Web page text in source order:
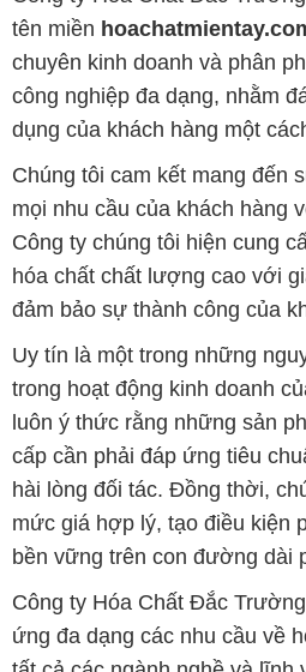
Chúng tôi cam kết mang đến
mọi nhu cầu của khách hàng
Công ty chúng tôi hiện cung
hóa chất chất lượng cao với
đảm bảo sự thành công của
Uy tín là một trong những
trong hoạt động kinh doanh
luôn ý thức rằng những sản
cấp cần phải đáp ứng tiêu
hài lòng đối tác. Đồng thời,
mức giá hợp lý, tạo điều kiện
bền vững trên con đường dài
Công ty Hóa Chất Đắc
ứng đa dạng các nhu cầu về
tất cả các ngành nghề và lĩnh
nhau tại TP. Hồ Chí Minh. Sứ
cung cấp và phân phối những
đảm bảo chất lượng và giá
trường.